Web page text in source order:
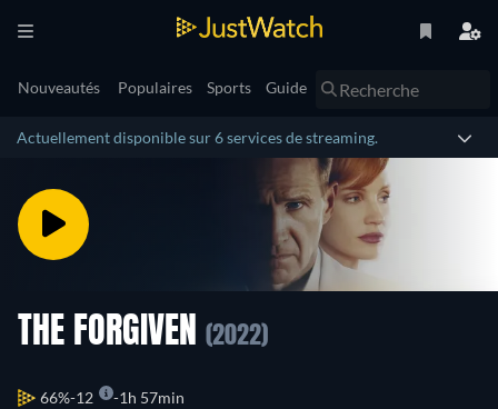
Nouveautés Populaires Sports Guide
Actuellement disponible sur 6 services de streaming.
THE FORGIVEN (2022)
66% 12 1h 57min